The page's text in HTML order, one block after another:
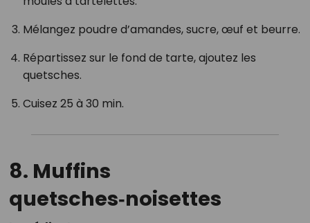
Mélangez poudre d’amandes, sucre, œuf et beurre.
Répartissez sur le fond de tarte, ajoutez les
quetsches.
Cuisez 25 à 30 min.
8. Muffins
quetsches‑noisettes